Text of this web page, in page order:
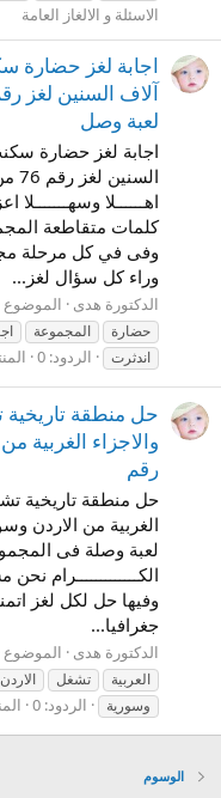
الاسئلة و الالغاز العامة
اجابة لغز حضارة
لعبة وصل
اجابة لغز حضارة
اهــــــلا
كلمات متقاطعة
وفى في كل مرحلة
وراء كل سؤال لغز...
الدكتورة هدى الموضوع
حضارة
المجموعة
اندثرت
الردود: 0
حل منطقة تاريخية
والاجزاء الغربية
رقم
حل منطقة تاريخية
لعبة وصلة فى
وفيها حل لكل لغز
جغرافيا...
الدكتورة هدى الموضوع
العربية
تشغل الاردن
وسورية
الردود: 0
الوسوم